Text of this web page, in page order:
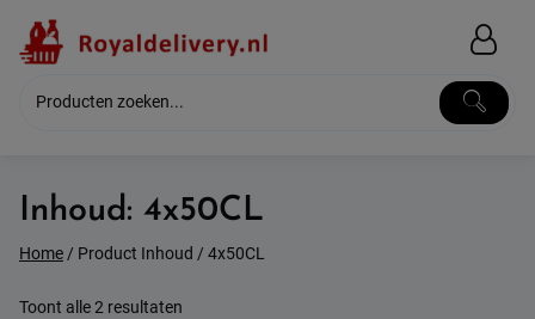
content
Inhoud: 4x50CL
Home/ Product Inhoud / 4x50CL
Toont alle 2 resultaten